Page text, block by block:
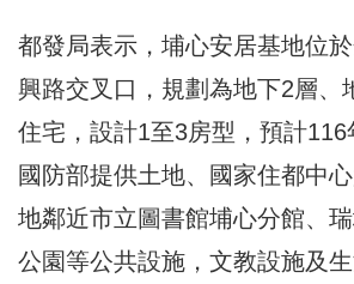
都發局表示，埔心安居基地位
興路交叉口，規劃為地下2層、
住宅，設計1至3房型，預計116
國防部提供土地、國家住都中
地鄰近市立圖書館埔心分館、
公園等公共設施，文教設施及生